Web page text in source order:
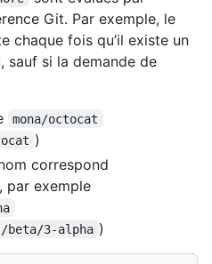
Git. Par exemple, le
chaque fois qu’il existe un
, sauf si la demande de
mona/octocat
)
correspond
, par exemple
beta/3-alpha )